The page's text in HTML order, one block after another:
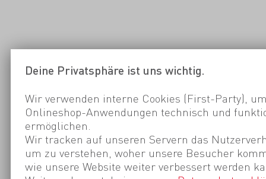
Deine Privatsphäre ist uns wichtig.
Wir verwenden interne Cookies (First-Party),
Onlineshop-Anwendungen technisch und
ermöglichen.
Wir tracken auf unseren Servern das
um zu verstehen, woher unsere Besucher
wie unsere Website weiter verbessert werden